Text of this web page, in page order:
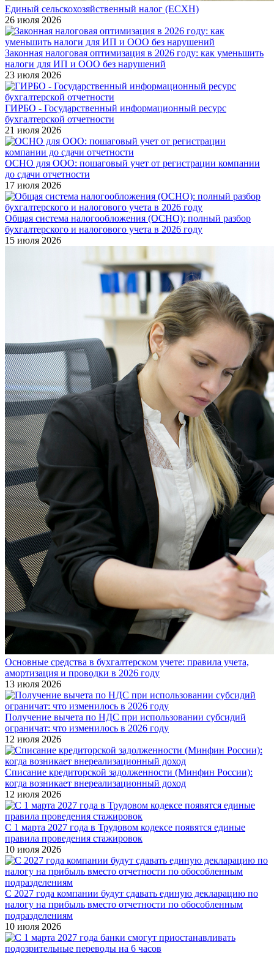
Единый сельскохозяйственный налог (ЕСХН)
26 июля 2026
Законная налоговая оптимизация в 2026 году: как уменьшить
налоги для ИП и ООО без нарушений
23 июля 2026
ГИРБО - Государственный информационный ресурс
бухгалтерской отчетности
21 июля 2026
ОСНО для ООО: пошаговый учет от регистрации компании
до сдачи отчетности
17 июля 2026
Общая система налогообложения (ОСНО): полный разбор
бухгалтерского и налогового учета в 2026 году
15 июля 2026
Основные средства в бухгалтерском учете: правила учета,
амортизация и проводки в 2026 году
13 июля 2026
Получение вычета по НДС при использовании субсидий
ограничат: что изменилось в 2026 году
12 июля 2026
Списание кредиторской задолженности (Минфин России):
когда возникает внереализационный доход
12 июля 2026
С 1 марта 2027 года в Трудовом кодексе появятся единые
правила проведения стажировок
10 июля 2026
С 2027 года компании будут сдавать единую декларацию по
налогу на прибыль вместо отчетности по обособленным
подразделениям
10 июля 2026